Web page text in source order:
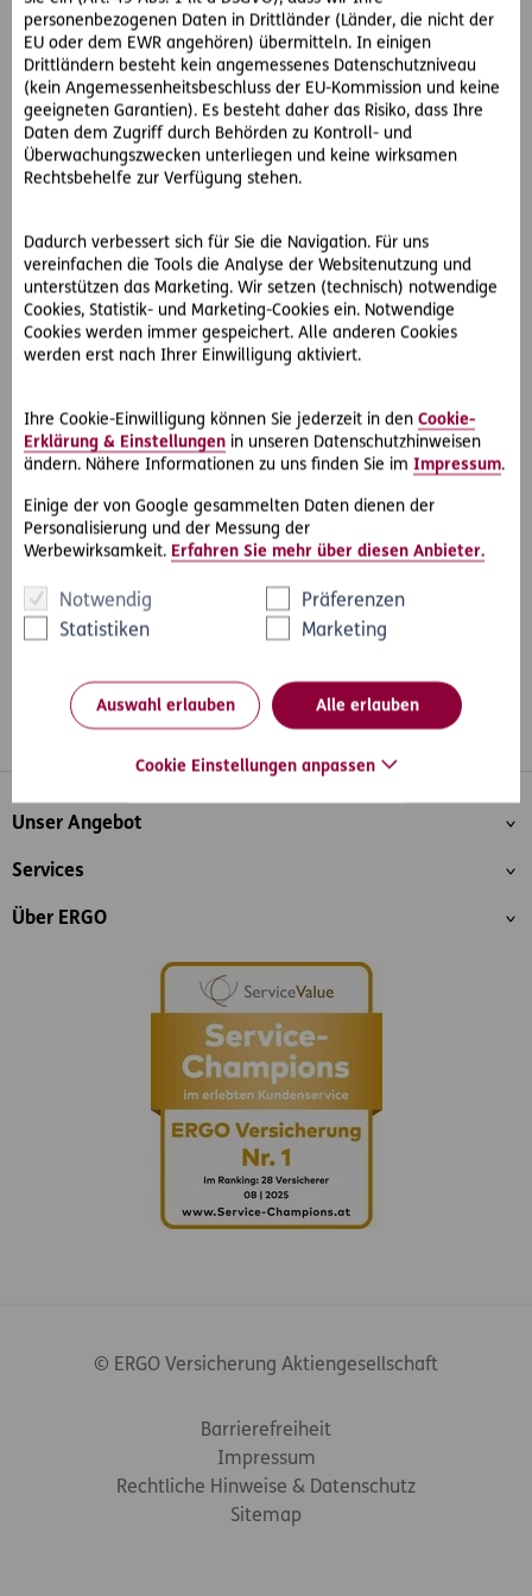
personenbezogenen Daten in Drittländer (Länder, die nicht der
EU oder dem EWR angehören) übermitteln. In einigen
Drittländern besteht kein angemessenes Datenschutzniveau
(kein Angemessenheitsbeschluss der EU-Kommission und keine
geeigneten Garantien). Es besteht daher das Risiko, dass Ihre
Daten dem Zugriff durch Behörden zu Kontroll- und
Überwachungszwecken unterliegen und keine wirksamen
Rechtsbehelfe zur Verfügung stehen.
Dadurch verbessert sich für Sie die Navigation. Für uns
vereinfachen die Tools die Analyse der Websitenutzung und
unterstützen das Marketing. Wir setzen (technisch) notwendige
Cookies, Statistik- und Marketing-Cookies ein. Notwendige
Cookies werden immer gespeichert. Alle anderen Cookies
werden erst nach Ihrer Einwilligung aktiviert.
Ihre Cookie-Einwilligung können Sie jederzeit in den Cookie-
Erklärung & Einstellungen in unseren Datenschutzhinweisen
ändern. Nähere Informationen zu uns finden Sie im Impressum.
Einige der von Google gesammelten Daten dienen der
Personalisierung und der Messung der
Werbewirksamkeit. Erfahren Sie mehr über diesen Anbieter.
Notwendig
Präferenzen
Statistiken
Marketing
Auswahl erlauben Alle erlauben
Cookie Einstellungen anpassen
verständigt lediglich das Notarztteam des
Landeskrankenhauses. Herr E verstirbt noch in der
Ordination.
Frau E, die den Tod ihres Mannes miterleben muss, erleidet
einen schweren psychischen Schock, der in weiterer Folge
zu einer psychischen Erkrankung führt. Sie begehrt
Schmerzensgeld von Dr. K wegen Unterlassung der
So hat der OGH entschieden:
Das Erstgericht muss sich dieser Sache nochmals
annehmenund prüfen, ob Herr E auch gestorben wäre,
wenn Dr. K Reanimationsmaßnahmen gesetzt hätte. Nur
dann sind nämlich der Schock und die Depression der
#Rechtsprechung
Inhaltsübersicht
Unser Angebot
Services
Über ERGO
© ERGO Versicherung Aktiengesellschaft
Barrierefreiheit
Impressum
Rechtliche Hinweise & Datenschutz
Sitemap